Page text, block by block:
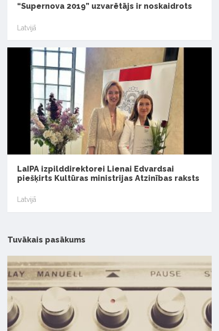
“Supernova 2019” uzvarētājs ir noskaidrots
Latvijā
LaIPA izpilddirektorei Lienai Edvardsai
piešķirts Kultūras ministrijas Atzinības raksts
Latvijā
Tuvākais pasākums